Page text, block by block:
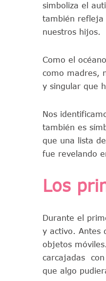
simboliza el
también refleja
nuestros hijos.
Como el
como madres,
y singular que
Nos
también es
que una lista
fue revelando
Los
Durante el
y activo. Antes
objetos
carcajadas con
que algo